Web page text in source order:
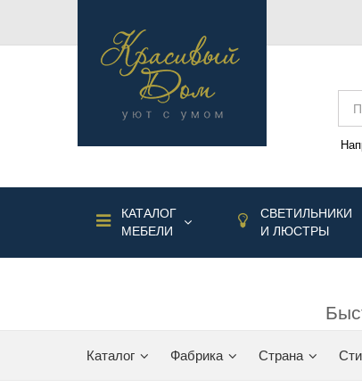
КАТАЛОГ
МЕБЕЛИ
СВЕТИЛЬНИКИ
И ЛЮСТРЫ
Каталог Фабрика Страна